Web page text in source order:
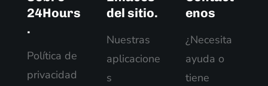
24Hours
.
Política de
privacidad
del sitio.
Nuestras
aplicacione
s
enos
¿Necesita
ayuda o
tiene